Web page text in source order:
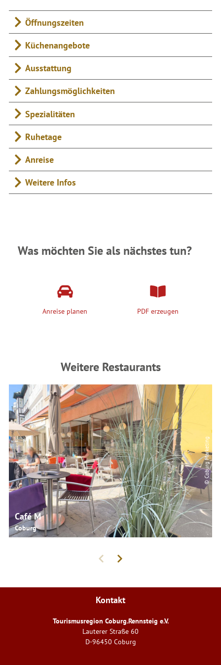
Öffnungszeiten
Küchenangebote
Ausstattung
Zahlungsmöglichkeiten
Spezialitäten
Ruhetage
Anreise
Weitere Infos
Was möchten Sie als nächstes tun?
Anreise planen PDF erzeugen
Weitere Restaurants
Café M
Coburg
© Coburg Marketing
Kontakt
Tourismusregion Coburg.Rennsteig e.V.
Lauterer Straße 60
D-96450 Coburg